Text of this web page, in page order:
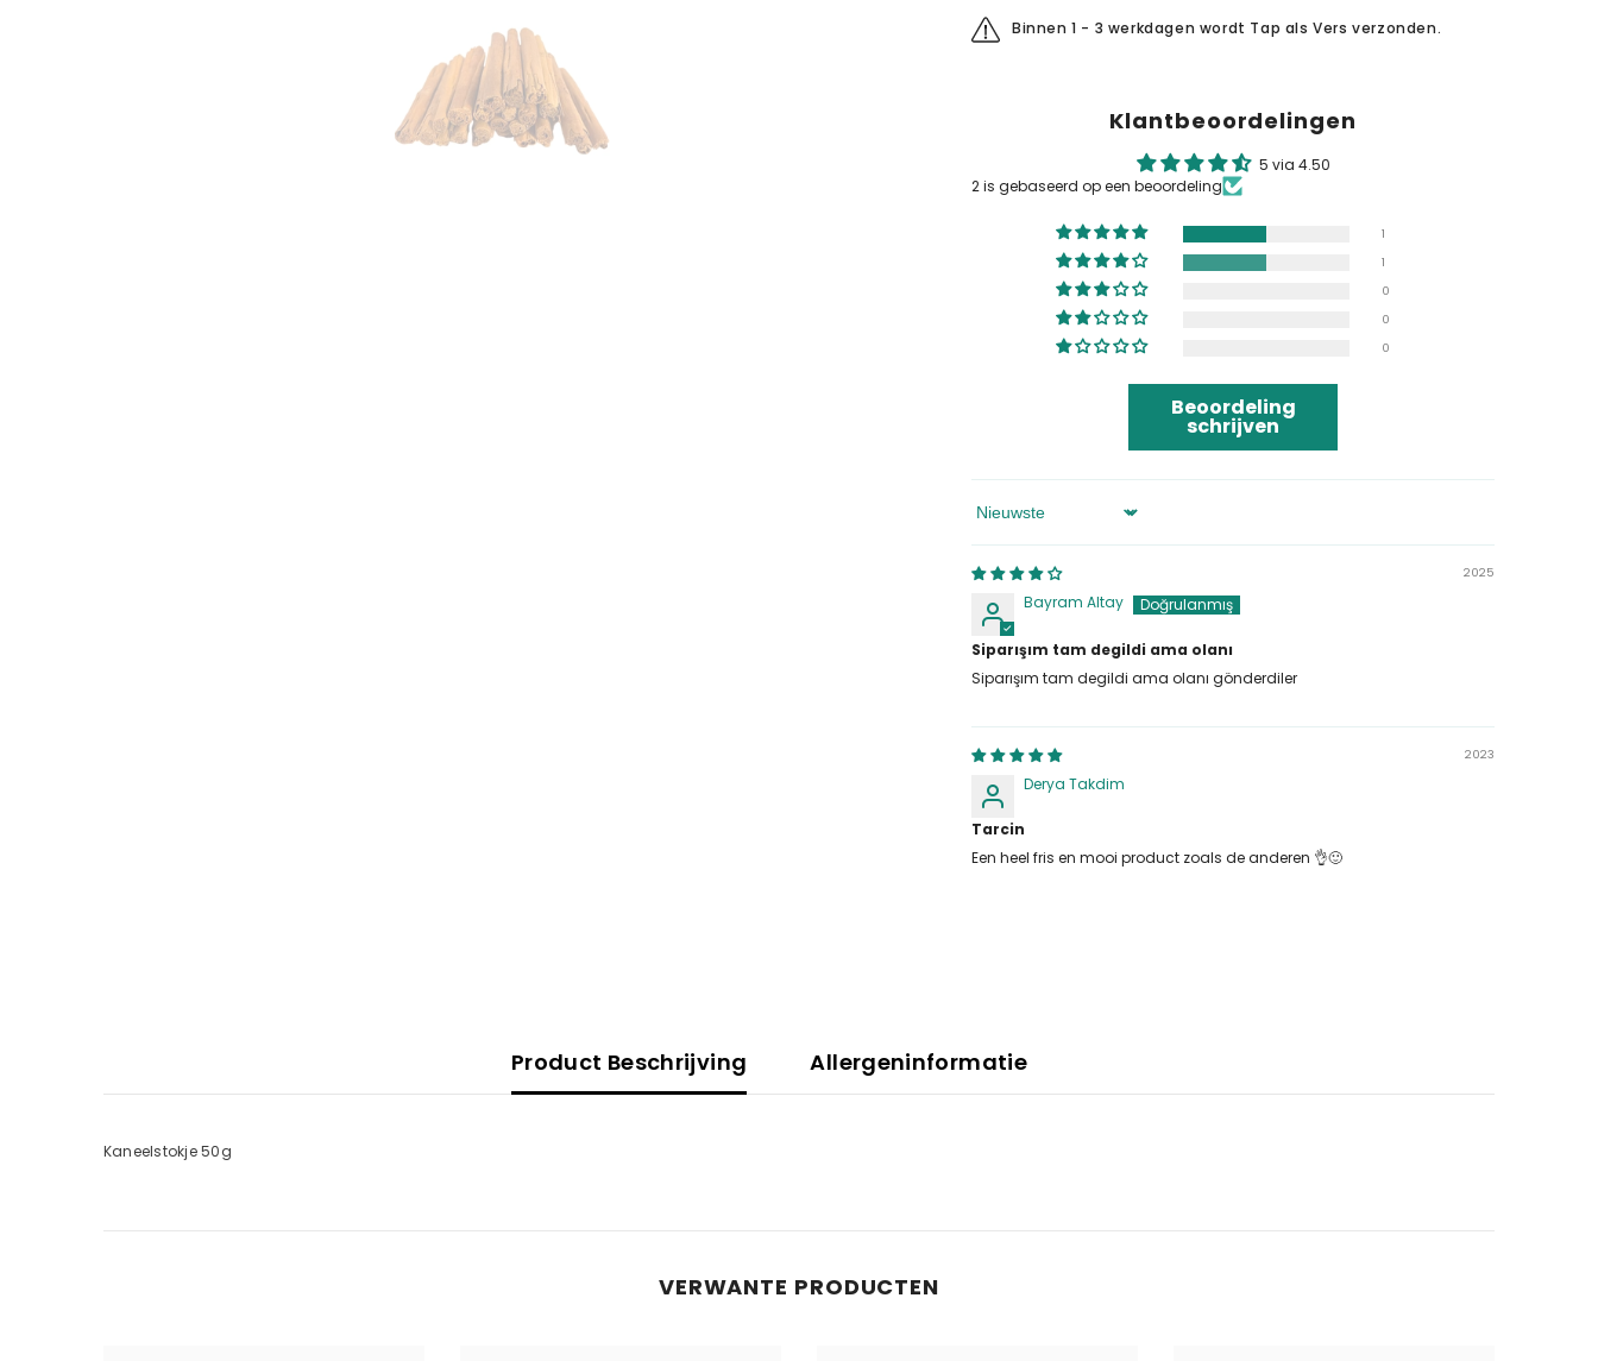
Binnen 1 - 3 werkdagen wordt Tap als Vers verzonden.
Klantbeoordelingen
5 via 4.50
2 is gebaseerd op een beoordeling
1
1
0
0
0
Beoordeling
schrijven
Sorteren Op
2025
Bayram Altay
Siparışım tam degildi ama olanı
Siparışım tam degildi ama olanı gönderdiler
2023
Derya Takdim
Tarcin
Een heel fris en mooi product zoals de anderen 👌🙂
Product Beschrijving Allergeninformatie
Kaneelstokje 50g
VERWANTE PRODUCTEN